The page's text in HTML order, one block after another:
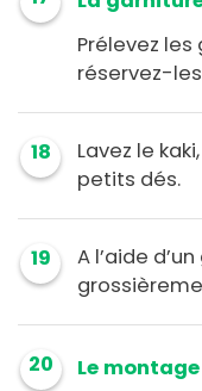
Prélevez
réservez-
18
Lavez le
petits dés.
19
A l’aide
20
Le